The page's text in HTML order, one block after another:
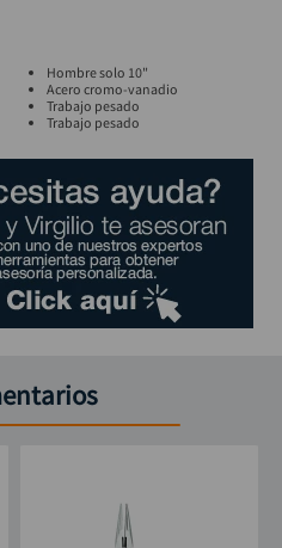
Hombre solo 10"
Acero cromo-vanadio
Trabajo pesado
Trabajo pesado